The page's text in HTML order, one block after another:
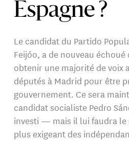
Espagne ?
Le candidat du Partido
Feijóo, a de nouveau
obtenir une majorité de voix
députés à Madrid pour être
gouvernement. Ce sera
candidat socialiste Pedro
investi — mais il lui faudra le
plus exigeant des